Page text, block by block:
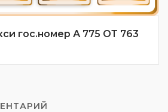
гос.номер А 775 ОТ 763